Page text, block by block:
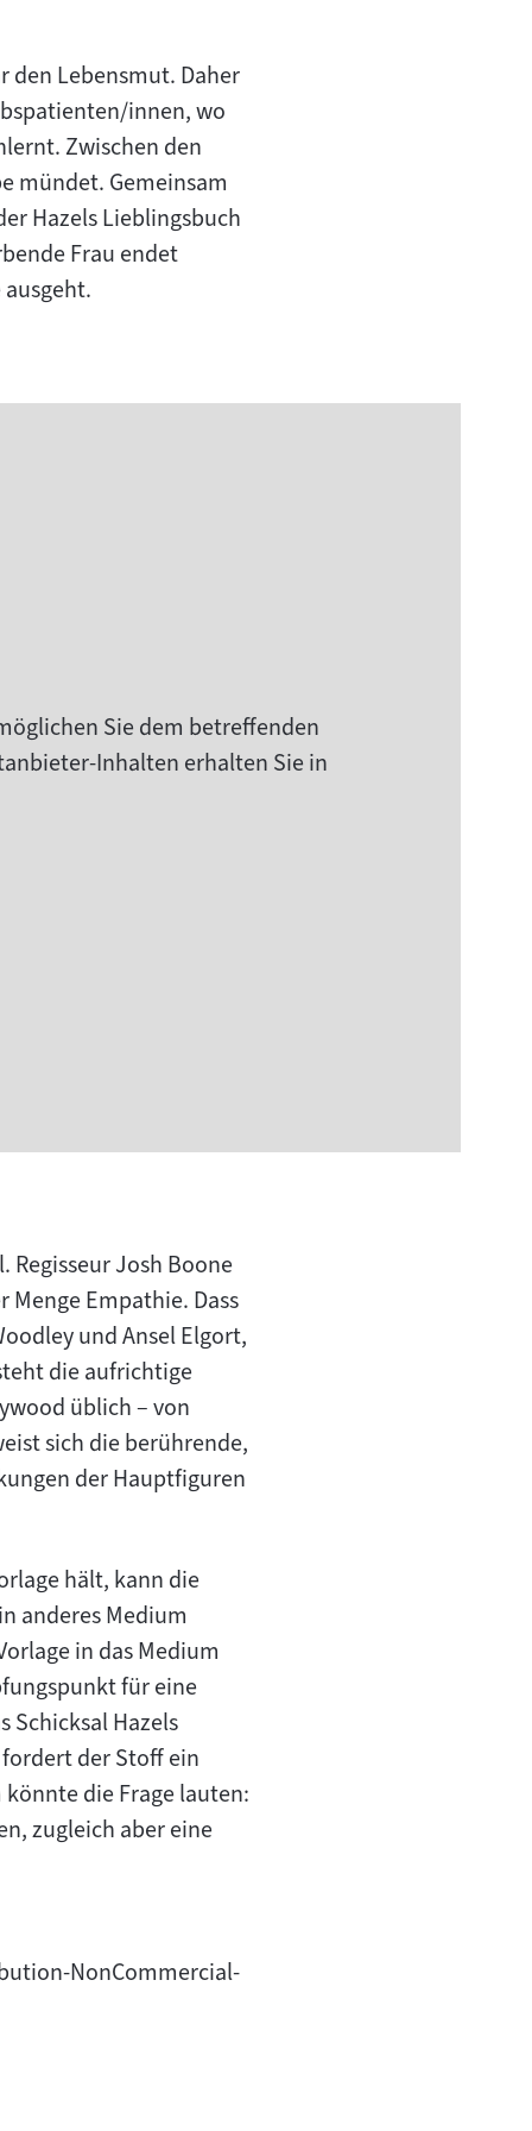
den Lebensmut. Daher
innen, wo
Zwischen den
mündet. Gemeinsam
Hazels Lieblingsbuch
Frau endet
Sie dem betreffenden
Inhalten erhalten Sie in
Regisseur Josh Boone
Empathie. Dass
und Ansel Elgort,
die aufrichtige
üblich – von
sich die berührende,
der Hauptfiguren
hält, kann die
anderes Medium
in das Medium
für eine
Schicksal Hazels
der Stoff ein
die Frage lauten:
zugleich aber eine
NonCommercial-